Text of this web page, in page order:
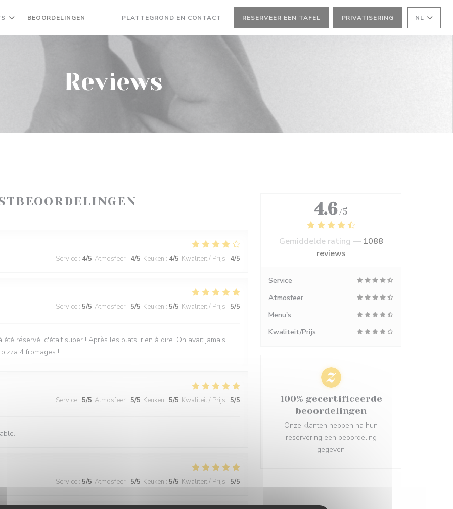
BEOORDELINGEN PLATTEGROND EN CONTACT RESERVEER EEN TAFEL PRIVATISERING NL
Reviews
Service : 4/5 Atmosfeer : 4/5 Keuken : 4/5 Kwaliteit / Prijs : 4/5
Service : 5/5 Atmosfeer : 5/5 Keuken : 5/5 Kwaliteit / Prijs : 5/5
réservé, c'était super ! Après les plats, rien à dire. On avait jamais
4 fromages !
Service : 5/5 Atmosfeer : 5/5 Keuken : 5/5 Kwaliteit / Prijs : 5/5
Service : 5/5 Atmosfeer : 5/5 Keuken : 5/5 Kwaliteit / Prijs : 5/5
4.6 /5
Gemiddelde rating — 1088
reviews
Service
Atmosfeer
Menu's
Kwaliteit/Prijs
100% gecertificeerde
beoordelingen
Onze klanten hebben na hun
reservering een beoordeling
gegeven